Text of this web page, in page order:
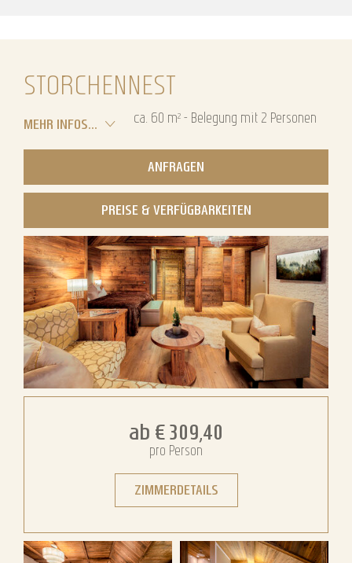
STORCHENNEST
ca. 60 m² - Belegung mit 2 Personen
MEHR INFOS...
ANFRAGEN
PREISE & VERFÜGBARKEITEN
Storchennest
ab € 309,40
pro Person
ZIMMERDETAILS
Storchennest Storchennest